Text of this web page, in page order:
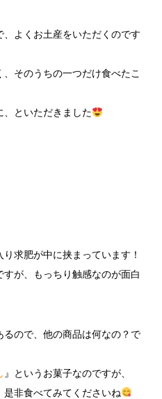
よくお土産をいただくのです
、そのうちの一つだけ食べたこ
、といただきました
求肥が中に挟まっています！
が、もっちり触感なのが面白
るので、他の商品は何なの？で
』というお菓子なのですが、
是非食べてみてくださいね